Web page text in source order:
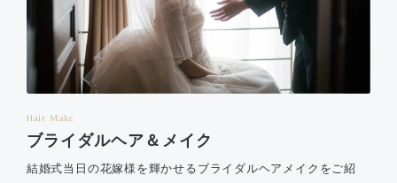
Hair Make
ブライダルヘア＆メイク
結婚式当日の花嫁様を輝かせるブライダルヘアメイクをご紹